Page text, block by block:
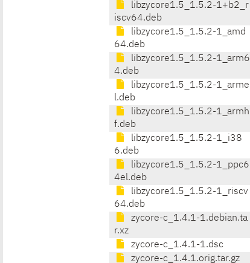
libzycore1.5_1.5.2-1+b2_r
iscv64.deb
libzycore1.5_1.5.2-1_amd
64.deb
libzycore1.5_1.5.2-1_arm6
4.deb
libzycore1.5_1.5.2-1_arme
l.deb
libzycore1.5_1.5.2-1_armh
f.deb
libzycore1.5_1.5.2-1_i38
6.deb
libzycore1.5_1.5.2-1_ppc6
4el.deb
libzycore1.5_1.5.2-1_riscv
64.deb
zycore-c_1.4.1-1.debian.ta
r.xz
zycore-c_1.4.1-1.dsc
zycore-c_1.4.1.orig.tar.gz